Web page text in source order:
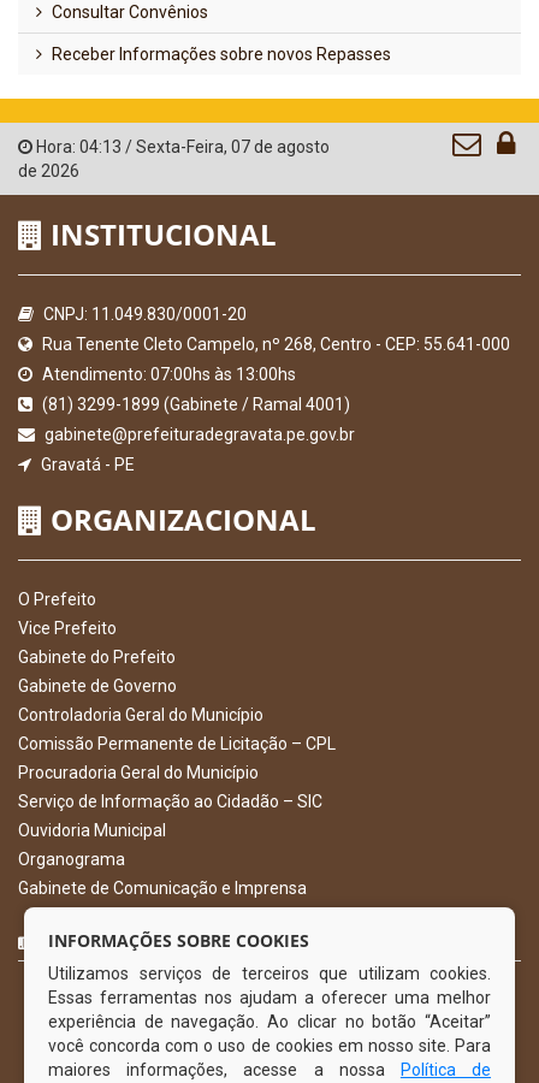
Consultar Convênios
Receber Informações sobre novos Repasses
Hora: 04:13 /Sexta-Feira, 07 de agosto
de 2026
INSTITUCIONAL
CNPJ: 11.049.830/0001-20
Rua Tenente Cleto Campelo, nº 268, Centro - CEP: 55.641-000
Atendimento: 07:00hs às 13:00hs
(81) 3299-1899 (Gabinete / Ramal 4001)
gabinete@prefeituradegravata.pe.gov.br
Gravatá - PE
ORGANIZACIONAL
O Prefeito
Vice Prefeito
Gabinete do Prefeito
Gabinete de Governo
Controladoria Geral do Município
Comissão Permanente de Licitação – CPL
Procuradoria Geral do Município
Serviço de Informação ao Cidadão – SIC
Ouvidoria Municipal
Organograma
Gabinete de Comunicação e Imprensa
CURTA NOSSA FAN PAGE
INFORMAÇÕES SOBRE COOKIES
Utilizamos serviços de terceiros que utilizam cookies.
Essas ferramentas nos ajudam a oferecer uma melhor
experiência de navegação. Ao clicar no botão “Aceitar”
você concorda com o uso de cookies em nosso site. Para
maiores informações, acesse a nossa
Política de